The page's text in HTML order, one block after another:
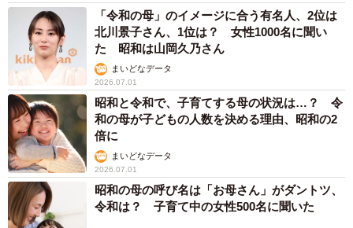
「令和の母」のイメージに合う有名人、2位は
北川景子さん、1位は？ 女性1000名に聞い
た 昭和は山岡久乃さん
まいどなデータ
2026.07.01
昭和と令和で、子育てする母の状況は…？ 令
和の母が子どもの人数を決める理由、昭和の2
倍に
まいどなデータ
2026.07.01
昭和の母の呼び名は「お母さん」がダントツ、
令和は？ 子育て中の女性500名に聞いた